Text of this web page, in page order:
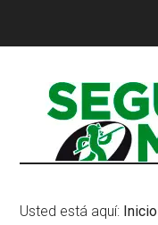
principal
Usted está aquí: Inicio